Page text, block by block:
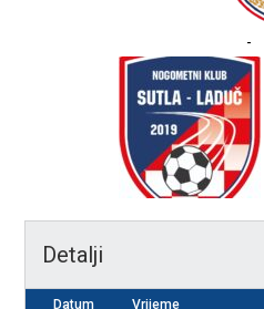
-
Detalji
Datum Vrijeme